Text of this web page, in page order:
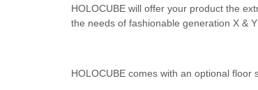
HOLOCUBE will offer your product the
the needs of fashionable generation X &
HOLOCUBE comes with an optional floor